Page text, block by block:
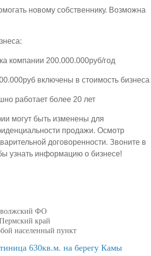
новому собственнику. Возможна
компании 200.000.000руб/год
включены в стоимость бизнеса
работает более 20 лет
могут быть изменены для
продажи. Осмотр
договоренности. Звоните в
узнать информацию о бизнесе!
ФО
край
населенный пункт
630кв.м. на берегу Камы